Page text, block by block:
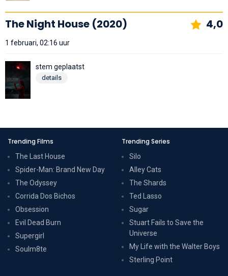
The Night House (2020) 4,0
1 februari, 02:16 uur
stem geplaatst
details
Trending Films
The Last House
Spider-Man: Brand New Day
The Odyssey
Corrida Dos Bichos
Obsession
Evil Dead Burn
Supergirl
Soulm8te
Trending Series
Silo
Alley Cats
The Shards
Ted Lasso
Sugar
Stuart Fails to Save the
Universe
My Life with the Walter Boys
Sterling Point